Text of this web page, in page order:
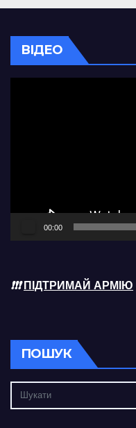
ВІДЕО
00:00
❗❗❗ ПІДТРИМАЙ АРМІЮ
ПОШУК